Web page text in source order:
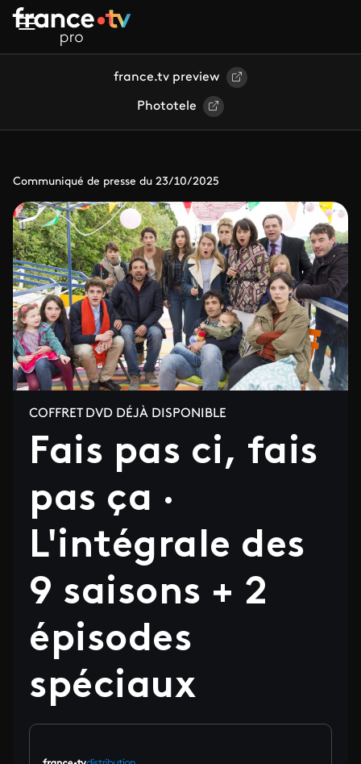
Aller au contenu principal
france.tv preview
Phototele
Communiqué de presse du 23/10/2025
COFFRET DVD DÉJÀ DISPONIBLE
Fais pas ci, fais
pas ça ·
L'intégrale des
9 saisons + 2
épisodes
spéciaux